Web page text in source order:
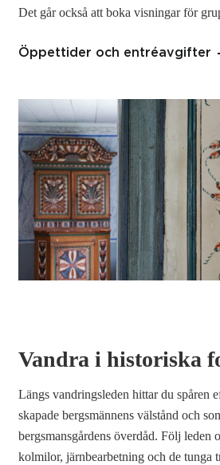
Det går också att boka visningar för
Öppettider och entréavgifter
Vandra i historiska
Längs vandringsleden hittar du spåren
skapade bergsmännens välstånd och
bergsmansgårdens överdåd. Följ leden
kolmilor, järnbearbetning och de tunga